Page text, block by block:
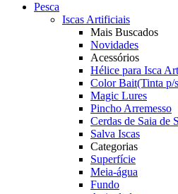
Pesca
Iscas Artificiais
Mais Buscados
Novidades
Acessórios
Hélice para Isca
Color Bait(Tinta p/
Magic Lures
Pincho Arremesso
Cerdas de Saia de
Salva Iscas
Categorias
Superfície
Meia-água
Fundo